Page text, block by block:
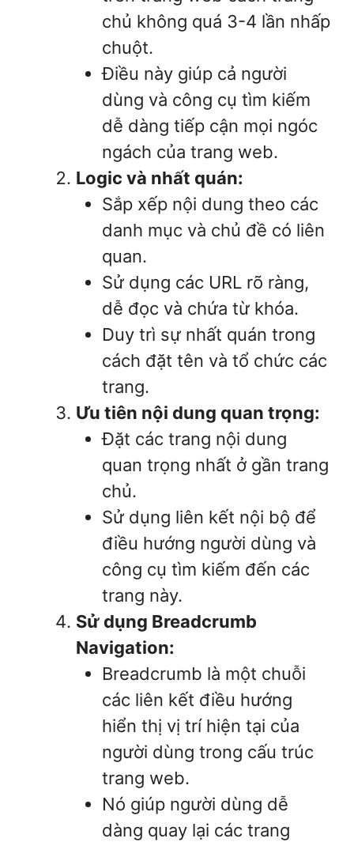
chủ không quá 3-4 lần nhấp
chuột.
Điều này giúp cả người
dùng và công cụ tìm kiếm
dễ dàng tiếp cận mọi ngóc
ngách của trang web.
Logic và nhất quán:
Sắp xếp nội dung theo các
danh mục và chủ đề có liên
quan.
Sử dụng các URL rõ ràng,
dễ đọc và chứa từ khóa.
Duy trì sự nhất quán trong
cách đặt tên và tổ chức các
trang.
Ưu tiên nội dung quan trọng:
Đặt các trang nội dung
quan trọng nhất ở gần trang
chủ.
Sử dụng liên kết nội bộ để
điều hướng người dùng và
công cụ tìm kiếm đến các
trang này.
Sử dụng Breadcrumb
Navigation:
Breadcrumb là một chuỗi
các liên kết điều hướng
hiển thị vị trí hiện tại của
người dùng trong cấu trúc
trang web.
Nó giúp người dùng dễ
dàng quay lại các trang